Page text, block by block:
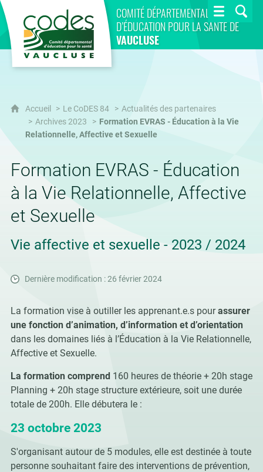
COMITÉ DÉPARTEMENTAL
D’ÉDUCATION POUR LA SANTÉ DE
VAUCLUSE
CoDES 84
Accueil Le CoDES 84
Actualités des partenaires
Archives 2023
Formation EVRAS - Éducation à la Vie
Relationnelle, Affective et Sexuelle
Formation EVRAS - Éducation
à la Vie Relationnelle, Affective
et Sexuelle
Vie affective et sexuelle - 2023 / 2024
Dernière modification : 26 février 2024
La formation vise à outiller les apprenant.e.s pourassurer
une fonction d’animation, d’information et d’orientation
dans les domaines liés à l’Éducation à la Vie Relationnelle,
Affective et Sexuelle.
La formation comprend160 heures de théorie + 20h stage
Planning + 20h stage structure extérieure, soit une durée
totale de 200h. Elle débutera le :
23 octobre 2023
S'organisant autour de 5 modules, elle est destinée à toute
personne souhaitant faire des interventions de prévention,